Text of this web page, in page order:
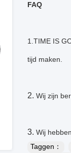
FAQ
1.TIME IS
tijd maken.
2. Wij zijn
3. Wij
Taggen：